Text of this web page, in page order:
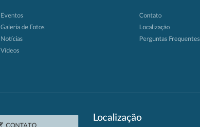
Eventos
Galeria de Fotos
Notícias
Vídeos
Contato
Localização
Perguntas Frequentes
Localização